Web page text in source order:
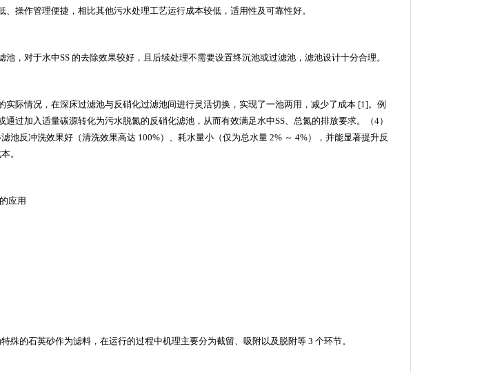
、操作管理便捷，相比其他污水处理工艺运行成本较低，适用性及可靠性好。
池，对于水中SS 的去除效果较好，且后续处理不需要设置终沉池或过滤池，滤池设计十分合理。
实际情况，在深床过滤池与反硝化过滤池间进行灵活切换，实现了一池两用，减少了成本 [1]。例
通过加入适量碳源转化为污水脱氮的反硝化滤池，从而有效满足水中SS、总氮的排放要求。（4）
池反冲洗效果好（清洗效果高达 100%）、耗水量小（仅为总水量 2% ～ 4%），并能显著提升反
。
应用
殊的石英砂作为滤料，在运行的过程中机理主要分为截留、吸附以及脱附等 3 个环节。